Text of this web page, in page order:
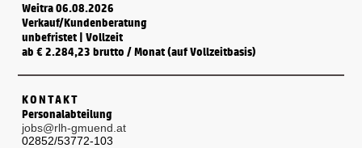
Weitra 06.08.2026
Verkauf/Kundenberatung
unbefristet | Vollzeit
ab € 2.284,23 brutto / Monat (auf Vollzeitbasis)
KONTAKT
Personalabteilung
jobs@rlh-gmuend.at
02852/53772-103